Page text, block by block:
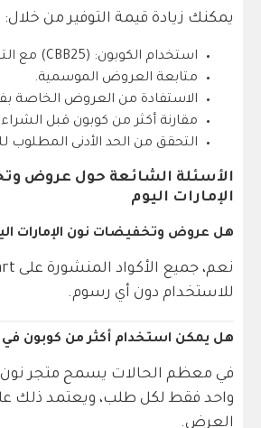
يمكنك زيادة قيمة التوفير من خلال:
استخدام الكوبون: (CBB25) مع التخفيضات الحالية.
متابعة العروض الموسمية.
الاستفادة من العروض الخاصة
مقارنة أكثر من كوبون قبل الشراء.
التحقق من الحد الأدنى المطلوب
الأسئلة الشائعة حول عروض
الإمارات اليوم
هل عروض وتخفيضات نون الإمارات
للاستخدام دون أي رسوم.
هل يمكن استخدام أكثر من كوبون
في معظم الحالات يسمح متجر نون
واحد فقط لكل طلب، ويعتمد ذلك
العرض.